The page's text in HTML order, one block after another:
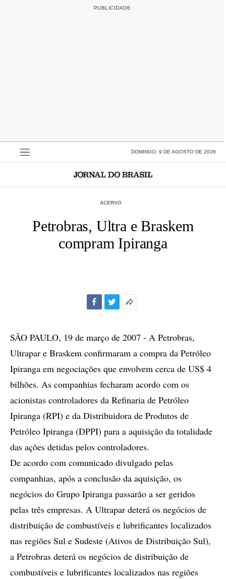
DOMINGO, 9 DE AGOSTO DE 2026
ACERVO
Petrobras, Ultra e Braskem
compram Ipiranga
compartilhamento
SÃO PAULO, 19 de março de 2007 - A Petrobras,
Ultrapar e Braskem confirmaram a compra da Petróleo
Ipiranga em negociações que envolvem cerca de US$ 4
bilhões. As companhias fecharam acordo com os
acionistas controladores da Refinaria de Petróleo
Ipiranga (RPI) e da Distribuidora de Produtos de
Petróleo Ipiranga (DPPI) para a aquisição da totalidade
das ações detidas pelos controladores.
De acordo com comunicado divulgado pelas
companhias, após a conclusão da aquisição, os
negócios do Grupo Ipiranga passarão a ser geridos
pelas três empresas. A Ultrapar deterá os negócios de
distribuição de combustíveis e lubrificantes localizados
nas regiões Sul e Sudeste (Ativos de Distribuição Sul),
a Petrobras deterá os negócios de distribuição de
combustíveis e lubrificantes localizados nas regiões